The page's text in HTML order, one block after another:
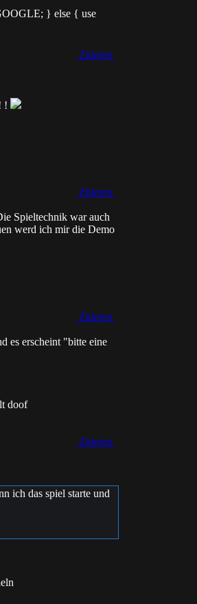
} else { use
Zitieren
!
Zitieren
Spieltechnik war auch
werd ich mir die Demo
Zitieren
es erscheint "bitte eine
doof
Zitieren
ich das spiel starte und